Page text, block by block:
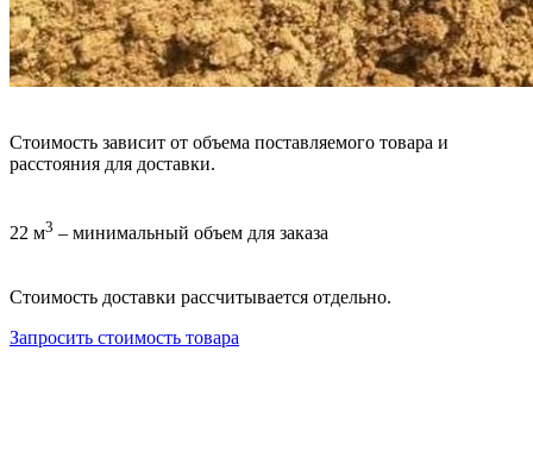
Стоимость зависит от объема поставляемого товара и
расстояния для доставки.
22 м3 – минимальный объем для заказа
Стоимость доставки рассчитывается отдельно.
Запросить стоимость товара